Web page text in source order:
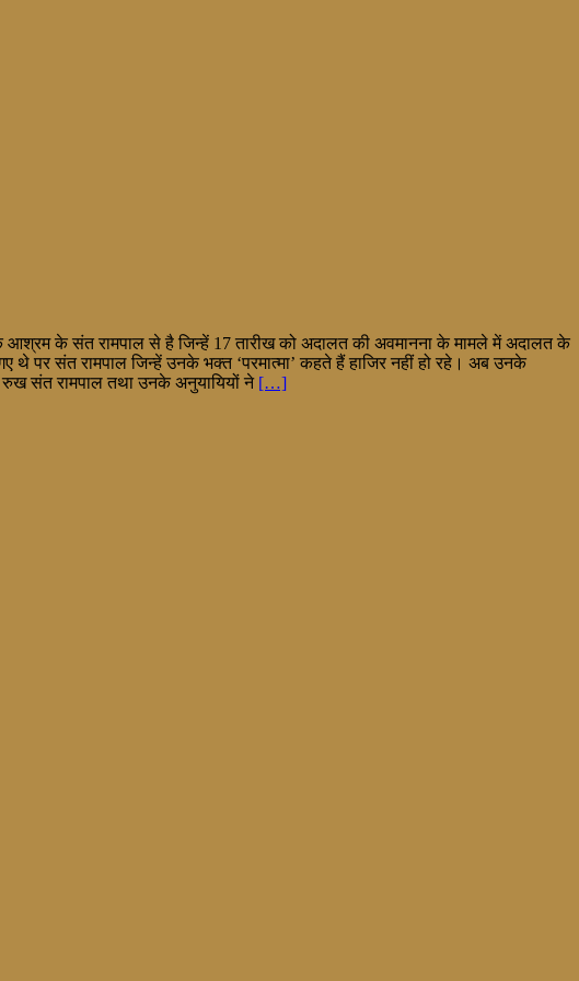
आश्रम के संत रामपाल से है जिन्हें 17 तारीख को अदालत की अवमानना के मामले में अदालत के
थे पर संत रामपाल जिन्हें उनके भक्त ‘परमात्मा’ कहते हैं हाजिर नहीं हो रहे। अब उनके
संत रामपाल तथा उनके अनुयायियों ने […]